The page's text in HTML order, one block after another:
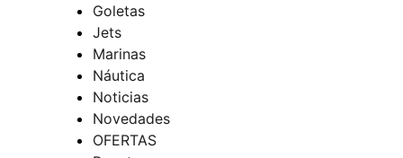
Goletas
Jets
Marinas
Náutica
Noticias
Novedades
OFERTAS